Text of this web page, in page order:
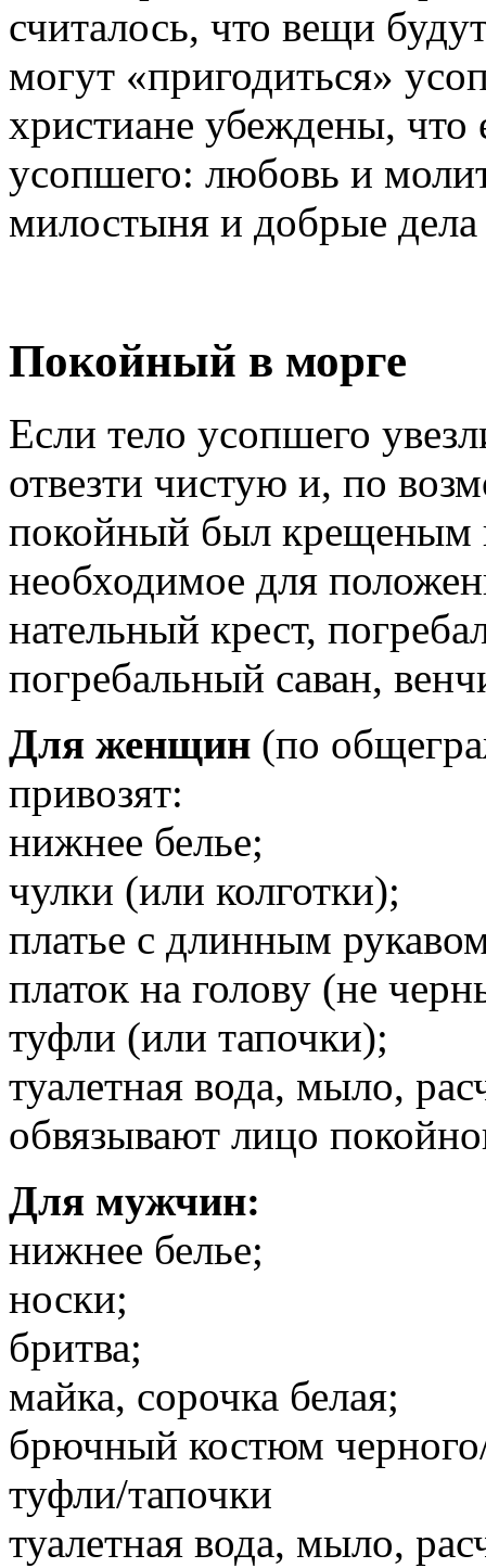
считалось, что вещи
могут «пригодиться»
христиане убеждены,
усопшего: любовь и
милостыня и добрые дела
Покойный в морге
Если тело усопшего
отвезти чистую и, по
покойный был крещеным
необходимое для
нательный крест,
погребальный саван,
Для женщин (по
привозят:
нижнее белье;
чулки (или колготки);
платье с длинным
платок на голову (не
туфли (или тапочки);
туалетная вода, мыло,
обвязывают лицо
Для мужчин:
нижнее белье;
носки;
бритва;
майка, сорочка белая;
брючный костюм черного/
туфли/тапочки
туалетная вода, мыло,